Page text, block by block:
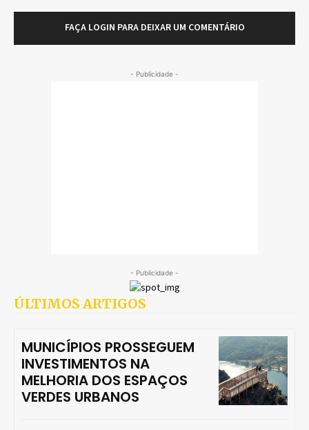
FAÇA LOGIN PARA DEIXAR UM COMENTÁRIO
- Publicidade -
- Publicidade -
ÚLTIMOS ARTIGOS
MUNICÍPIOS PROSSEGUEM
INVESTIMENTOS NA
MELHORIA DOS ESPAÇOS
VERDES URBANOS